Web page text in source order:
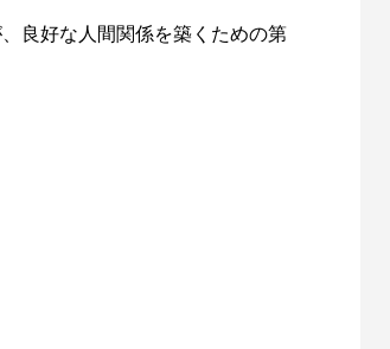
良好な人間関係を築くための第